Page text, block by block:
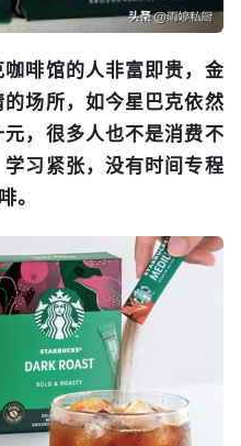
啡馆的人非富即贵，金
场所，如今星巴克依然
，很多人也不是消费不
习紧张，没有时间专程
。